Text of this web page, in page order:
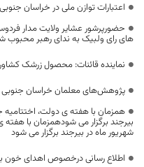
اعتبارات توازن ملی در خراسان جنوبی ۹۳ درصد افزایش یافت
حضورپرشور عشایر ولایت مدار
های رای ولبیک به ندای رهبر محبوب
نماینده قائنات: محصول زرشک
پژوهش‌های معلمان خراسان
شهریور ماه در بیرجند برگزار می شود
اطلاع رسانی درخصوص اهدای خون